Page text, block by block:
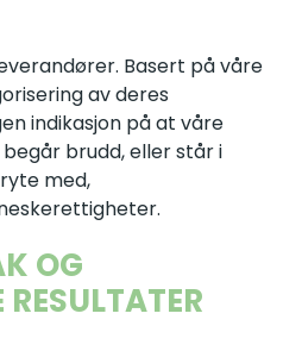
Basert på våre
av deres
indikasjon på at våre
brudd, eller står i
med,
OG